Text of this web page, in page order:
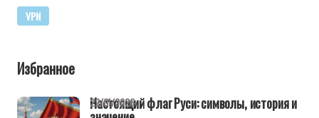
VPN
Избранное
Настоящий флаг Руси: символы, история и
22/01/2026